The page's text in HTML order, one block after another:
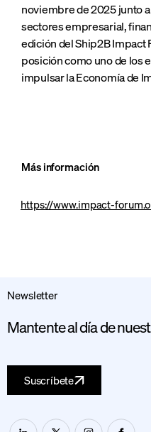
noviembre de 2025 junto
sectores empresarial,
edición del Ship2B Impact
posición como uno de los
impulsar la Economía de
Más información
https://www.impact-
Newsletter
Mantente al día de
Suscríbete